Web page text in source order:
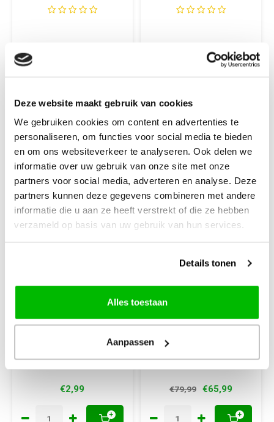
Deze website maakt gebruik van cookies
We gebruiken cookies om content en advertenties te
personaliseren, om functies voor social media te bieden
en om ons websiteverkeer te analyseren. Ook delen we
informatie over uw gebruik van onze site met onze
partners voor social media, adverteren en analyse. Deze
partners kunnen deze gegevens combineren met andere
informatie die u aan ze heeft verstrekt of die ze hebben
verzameld op basis van uw gebruik van hun services.
Details tonen
Alles toestaan
Aanpassen
€2,99
+
Hobbyring
€79,99 €65,99
+